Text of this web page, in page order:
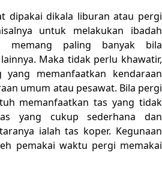
dipakai dikala liburan atau pergi
untuk melakukan ibadah
memang paling banyak bila
Maka tidak perlu khawatir,
memanfaatkan kendaraan
umum atau pesawat. Bila pergi
memanfaatkan tas yang tidak
yang cukup sederhana dan
ialah tas koper. Kegunaan
pemakai waktu pergi memakai